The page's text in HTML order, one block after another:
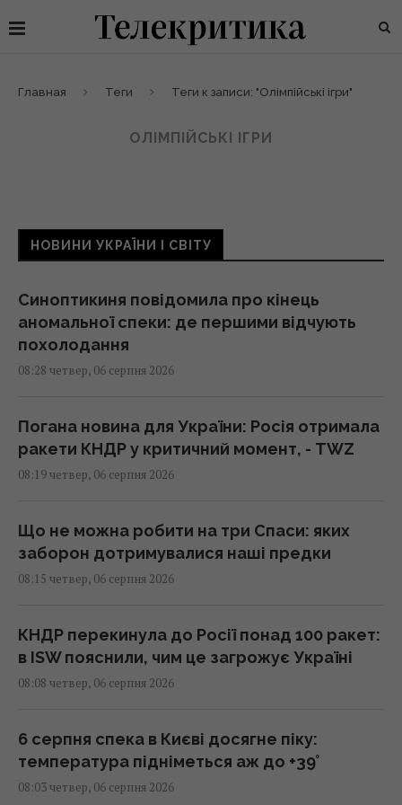
Главная Теги Теги к записи: "Олімпійські ігри"
ОЛІМПІЙСЬКІ ІГРИ
НОВИНИ УКРАЇНИ І СВІТУ
Синоптикиня повідомила про кінець
аномальної спеки: де першими відчують
похолодання
08:28 четвер, 06 серпня 2026
Погана новина для України: Росія отримала
ракети КНДР у критичний момент, - TWZ
08:19 четвер, 06 серпня 2026
Що не можна робити на три Спаси: яких
заборон дотримувалися наші предки
08:15 четвер, 06 серпня 2026
КНДР перекинула до Росії понад 100 ракет:
в ISW пояснили, чим це загрожує Україні
08:08 четвер, 06 серпня 2026
6 серпня спека в Києві досягне піку:
температура підніметься аж до +39°
08:03 четвер, 06 серпня 2026